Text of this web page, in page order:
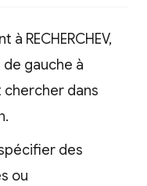
RECHERCHEV,
gauche à
chercher dans
des
ou